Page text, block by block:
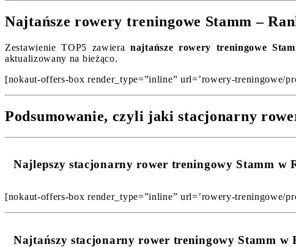
Najtańsze rowery treningowe Stamm –
Zestawienie TOP5 zawiera najtańsze rowery treningowe
aktualizowany na bieżąco.
[nokaut-offers-box render_type=”inline” url=’rowery-treningowe/
Podsumowanie, czyli jaki stacjonarny
Najlepszy stacjonarny rower treningowy Stamm w
[nokaut-offers-box render_type=”inline” url=’rowery-treningowe/
Najtańszy stacjonarny rower treningowy Stamm w